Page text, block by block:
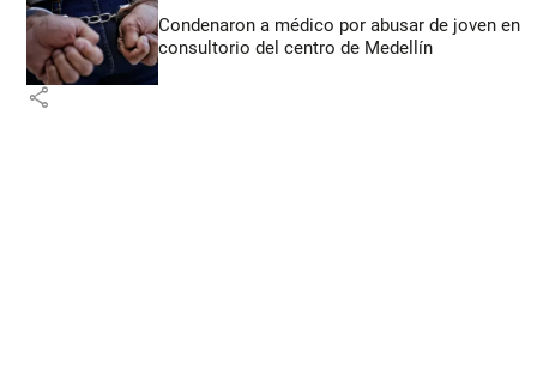
Condenaron a médico por abusar de joven en
consultorio del centro de Medellín
share